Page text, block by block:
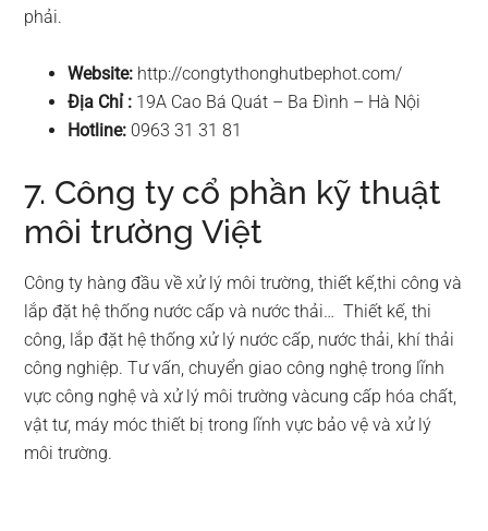
phải.
Website: http://congtythonghutbephot.com/
Địa Chỉ : 19A Cao Bá Quát – Ba Đình – Hà Nội
Hotline: 0963 31 31 81
7. Công ty cổ phần kỹ thuật
môi trường Việt
Công ty hàng đầu về xử lý môi trường, thiết kế,thi công và
lắp đặt hệ thống nước cấp và nước thải… Thiết kế, thi
công, lắp đặt hệ thống xử lý nước cấp, nước thải, khí thải
công nghiệp. Tư vấn, chuyển giao công nghệ trong lĩnh
vực công nghệ và xử lý môi trường vàcung cấp hóa chất,
vật tư, máy móc thiết bị trong lĩnh vực bảo vệ và xử lý
môi trường.